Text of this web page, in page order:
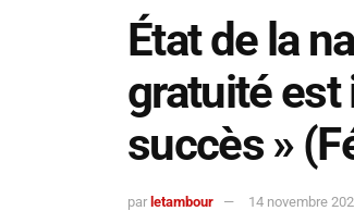
État de la
gratuité est
succès »
par letambour 14 novembre